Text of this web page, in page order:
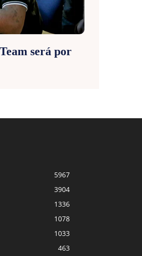
será por
5967
3904
1336
1078
1033
463